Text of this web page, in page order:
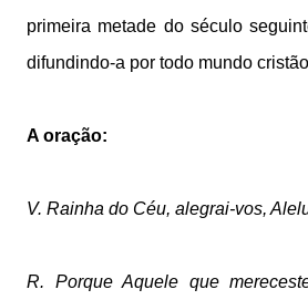
primeira metade do século
difundindo-a por todo mundo
A oração:
V. Rainha do Céu, alegrai-vos,
R. Porque Aquele que